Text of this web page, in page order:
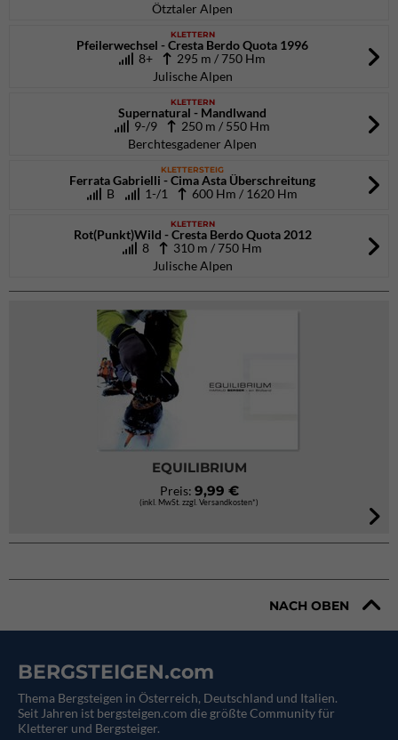
Ötztaler Alpen
KLETTERN
Pfeilerwechsel - Cresta Berdo Quota 1996
8+
295 m / 750 Hm
Julische Alpen
KLETTERN
Supernatural - Mandlwand
9-/9
250 m / 550 Hm
Berchtesgadener Alpen
KLETTERSTEIG
Ferrata Gabrielli - Cima Asta Überschreitung
B
1-/1 600 Hm / 1620 Hm
KLETTERN
Rot(Punkt)Wild - Cresta Berdo Quota 2012
8
310 m / 750 Hm
Julische Alpen
EQUILIBRIUM
Preis: 9,99 €
(inkl. MwSt. zzgl. Versandkosten*)
NACH OBEN
BERGSTEIGEN.com
Thema Bergsteigen in Österreich, Deutschland und Italien.
Seit Jahren ist bergsteigen.com die größte Community für
Kletterer und Bergsteiger.